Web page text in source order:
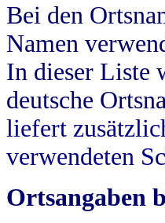
Bei den
Namen
In dieser Liste
deutsche
liefert
verwendeten
Ortsangaben